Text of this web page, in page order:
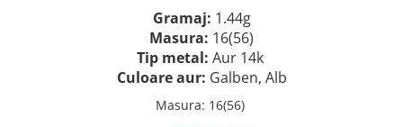
Gramaj: 1.44g
Masura: 16(56)
Tip metal: Aur 14k
Culoare aur: Galben, Alb
Masura: 16(56)